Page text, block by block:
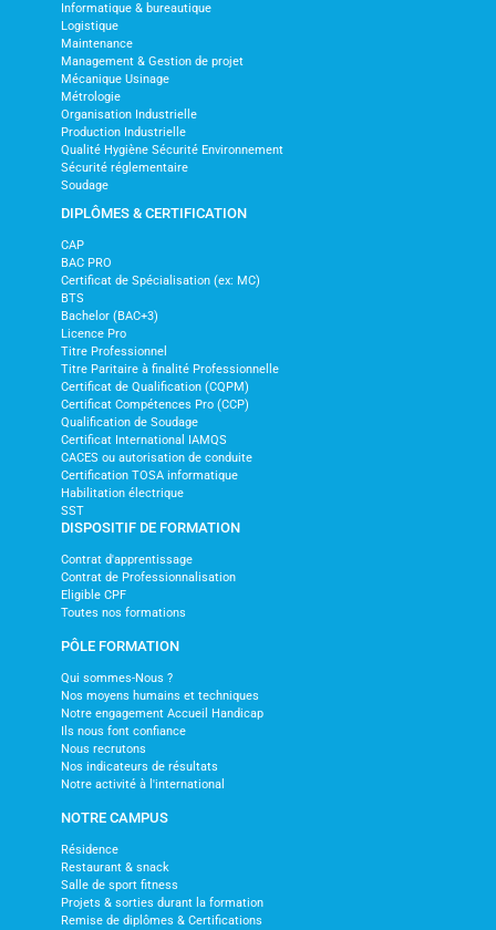
Informatique & bureautique
Logistique
Maintenance
Management & Gestion de projet
Mécanique Usinage
Métrologie
Organisation Industrielle
Production Industrielle
Qualité Hygiène Sécurité Environnement
Sécurité réglementaire
Soudage
DIPLÔMES & CERTIFICATION
CAP
BAC PRO
Certificat de Spécialisation (ex: MC)
BTS
Bachelor (BAC+3)
Licence Pro
Titre Professionnel
Titre Paritaire à finalité Professionnelle
Certificat de Qualification (CQPM)
Certificat Compétences Pro (CCP)
Qualification de Soudage
Certificat International IAMQS
CACES ou autorisation de conduite
Certification TOSA informatique
Habilitation électrique
SST
DISPOSITIF DE FORMATION
Contrat d'apprentissage
Contrat de Professionnalisation
Eligible CPF
Toutes nos formations
PÔLE FORMATION
Qui sommes-Nous ?
Nos moyens humains et techniques
Notre engagement Accueil Handicap
Ils nous font confiance
Nous recrutons
Nos indicateurs de résultats
Notre activité à l'international
NOTRE CAMPUS
Résidence
Restaurant & snack
Salle de sport fitness
Projets & sorties durant la formation
Remise de diplômes & Certifications